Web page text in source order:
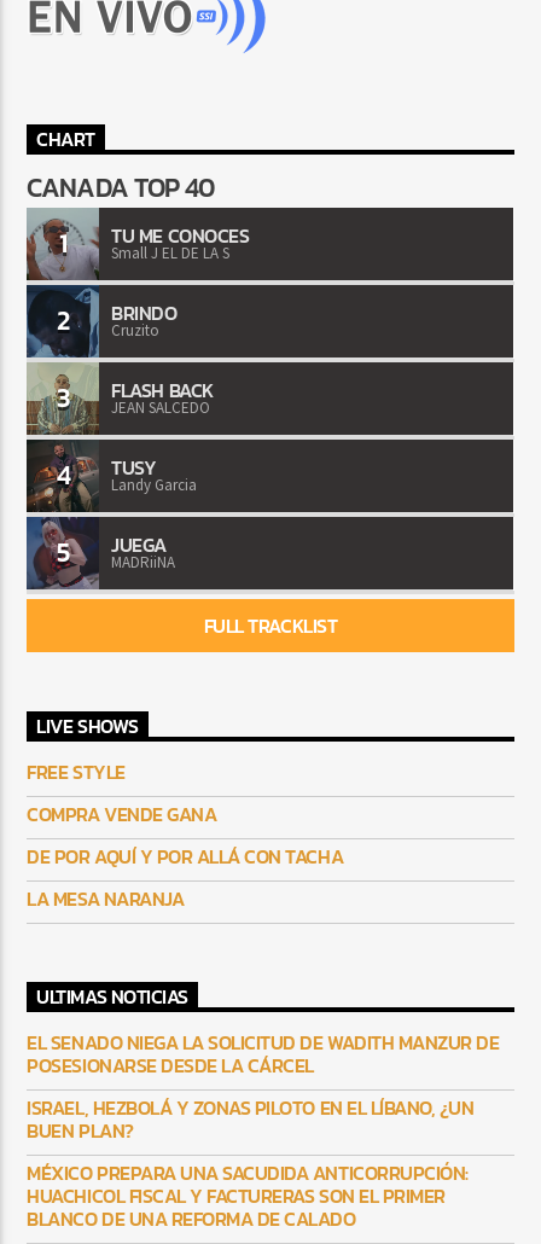
CHART
CANADA TOP 40
1 TU ME CONOCES
Small J EL DE LA S
2 BRINDO
Cruzito
3 FLASH BACK
JEAN SALCEDO
4 TUSY
Landy Garcia
5 JUEGA
MADRiiNA
FULL TRACKLIST
LIVE SHOWS
FREE STYLE
COMPRA VENDE GANA
DE POR AQUÍ Y POR ALLÁ CON TACHA
LA MESA NARANJA
ULTIMAS NOTICIAS
EL SENADO NIEGA LA SOLICITUD DE WADITH MANZUR DE
POSESIONARSE DESDE LA CÁRCEL
ISRAEL, HEZBOLÁ Y ZONAS PILOTO EN EL LÍBANO, ¿UN
BUEN PLAN?
MÉXICO PREPARA UNA SACUDIDA ANTICORRUPCIÓN:
HUACHICOL FISCAL Y FACTURERAS SON EL PRIMER
BLANCO DE UNA REFORMA DE CALADO